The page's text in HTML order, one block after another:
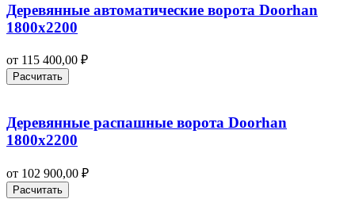
Деревянные автоматические ворота Doorhan
1800х2200
от 115 400,00 ₽
Расчитать
Деревянные распашные ворота Doorhan
1800х2200
от 102 900,00 ₽
Расчитать